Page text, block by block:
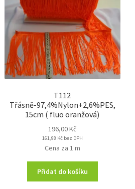
T112
Třásně-97,4%Nylon+2,6%PES,
15cm ( fluo oranžová)
196,00Kč
161,98 Kčbez DPH
Cena za 1 m
Přidat do košíku